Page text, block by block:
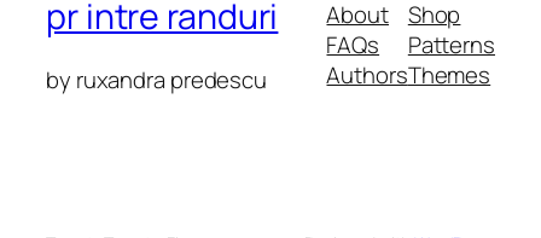
pr intre randuri
by ruxandra predescu
About
FAQs
Authors
Shop
Patterns
Themes